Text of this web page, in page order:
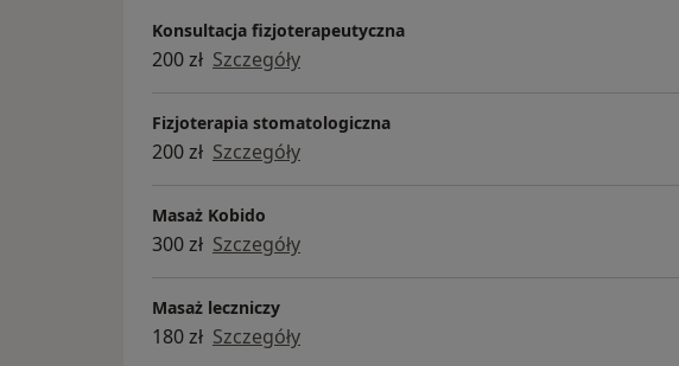
Konsultacja fizjoterapeutyczna
200 zł Szczegóły
Fizjoterapia stomatologiczna
200 zł Szczegóły
Masaż Kobido
300 zł Szczegóły
Masaż leczniczy
180 zł Szczegóły